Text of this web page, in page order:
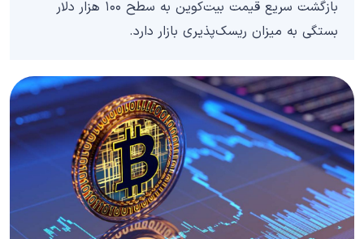
بازگشت سریع قیمت بیت‌کوین به سطح ۱۰۰ هزار دلار
بستگی به میزان ریسک‌پذیری بازار دارد.